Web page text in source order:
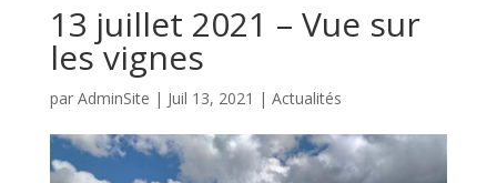
13 juillet 2021 – Vue sur
les vignes
par AdminSite | Juil 13, 2021 | Actualités